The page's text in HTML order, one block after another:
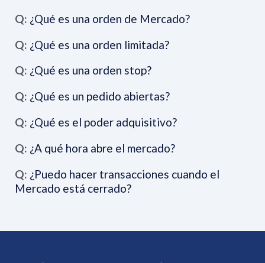
Q: ¿Qué es una orden de Mercado?
Q: ¿Qué es una orden limitada?
Q: ¿Qué es una orden stop?
Q: ¿Qué es un pedido abiertas?
Q: ¿Qué es el poder adquisitivo?
Q: ¿A qué hora abre el mercado?
Q: ¿Puedo hacer transacciones cuando el
Mercado está cerrado?